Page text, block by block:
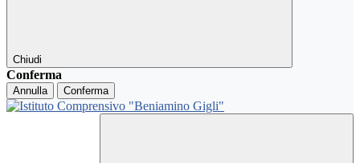
Chiudi
Conferma
Annulla Conferma